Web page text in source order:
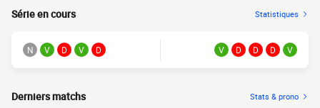
Série en cours Statistiques
N V D V D V D D D V
Derniers matchs Stats & prono